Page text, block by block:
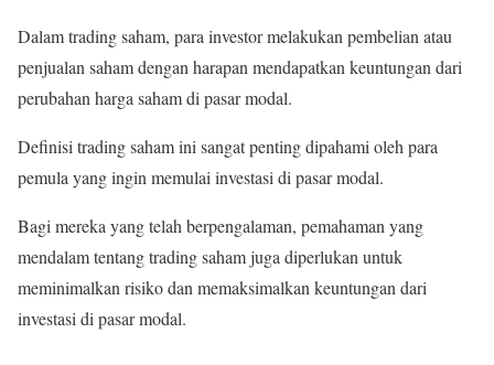
Dalam trading saham, para investor melakukan pembelian atau
penjualan saham dengan harapan mendapatkan keuntungan dari
perubahan harga saham di pasar modal.
Definisi trading saham ini sangat penting dipahami oleh para
pemula yang ingin memulai investasi di pasar modal.
Bagi mereka yang telah berpengalaman, pemahaman yang
mendalam tentang trading saham juga diperlukan untuk
meminimalkan risiko dan memaksimalkan keuntungan dari
investasi di pasar modal.